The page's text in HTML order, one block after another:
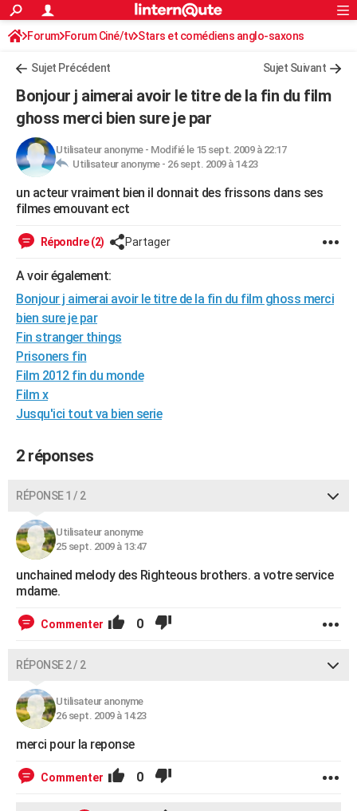
ACTUALITÉS
Politique
Société
Faits Divers
Education
Monde
Villes
+
Programme TV
Streaming
Cinéma
Sorties cinéma
Musique
FINANCE
Retraite
Impôts
Epargne
Immobilier
Risques naturels par ville
Banque
Assurance
Crédit
AUTO
Essais
Réserver un essai
Citadines
Berlines
SUV
Forum auto
HIGH-TECH
Mobiles
Meilleur smartphone
Internet
Ordinateurs
Jeux vidéo
Guide high-tech
+BRICOLAGE
Forum
Aménagement intérieur
Extérieur
Cuisine
Salle de bains
Jardinage
Rangement
WEEK-END
Guides de France
Escapades
Patrimoine
Expositions
Musées
Week-end nature
+LIFESTYLE
Art de vivre
Bien-être
Loisirs
Mode
Modes de vie
SANTE
Alimentation
Guide de la santé
Maladies
Médicaments
Sommeil
VOYAGE
Destinations
City break
Voyage nature
Voyage de noces
Forum
Climat
+PHOTO
GUIDES D'ACHAT
Carte de Noël
Carte Bonne année
Carte Saint-Valentin
Carte Pâques
Carte d'anniversaire
Dictionnaire
Biographies
Citations
Expressions
Proverbes
PROGRAMME TV
COPAINS D'AVANT
S'inscrire
Se connecter
Lycées
Collèges
Primaires
Universités
Entreprises
Service militaire
Avis de recherche
Bricolage
Lifestyle
Culture
Sport
Auto
Television
Voyage
Cinema
Rechercher
S'inscrire
Connexion
Forum Forum Ciné/tv Stars et comédiens anglo-saxons
Sujet Précédent Sujet Suivant
Bonjour j aimerai avoir le titre de la fin du film
ghoss merci bien sure je par
Utilisateur anonyme- Modifié le 15 sept. 2009 à 22:17
Utilisateur anonyme - 26 sept. 2009 à 14:23
un acteur vraiment bien il donnait des frissons dans ses
filmes emouvant ect
Répondre (2) Partager
A voir également:
Bonjour j aimerai avoir le titre de la fin du film ghoss merci
bien sure je par
Fin stranger things
Prisoners fin
Film 2012 fin du monde
Film x
Jusqu'ici tout va bien serie
2 réponses
RÉPONSE 1 / 2
Utilisateur anonyme
25 sept. 2009 à 13:47
unchained melody des Righteous brothers. a votre service
mdame.
Commenter 0
RÉPONSE 2 / 2
Utilisateur anonyme
26 sept. 2009 à 14:23
merci pour la reponse
Commenter 0